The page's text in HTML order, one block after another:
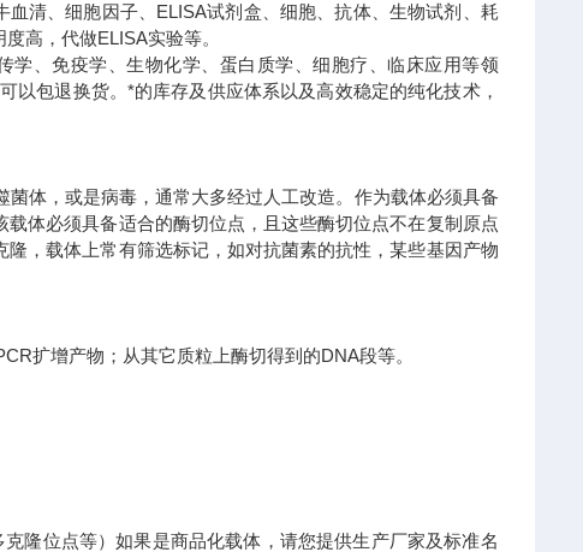
血清、细胞因子、ELISA试剂盒、细胞、抗体、生物试剂、耗
高，代做ELISA实验等。
学、免疫学、生物化学、蛋白质学、细胞疗、临床应用等领
以包退换货。 *的库存及供应体系以及高效稳定的纯化技术，
体，或是病毒，通常大多经过人工改造。作为载体必须具备
体必须具备适合的酶切位点，且这些酶切位点不在复制原点
，载体上常有筛选标记，如对抗菌素的抗性，某些基因产物
扩增产物；从其它质粒上酶切得到的DNA段等。
隆位点等）如果是商品化载体，请您提供生产厂家及标准名